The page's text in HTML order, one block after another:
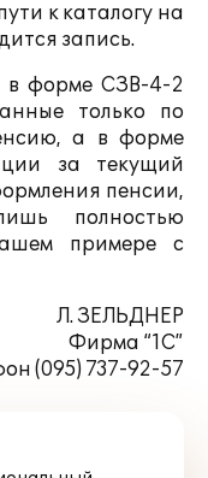
к каталогу на
запись.
в форме СЗВ-4-2
только по
а в форме
за текущий
пенсии,
полностью
примере с
Л. ЗЕЛЬДНЕР
Фирма “1С”
(095) 737-92-57